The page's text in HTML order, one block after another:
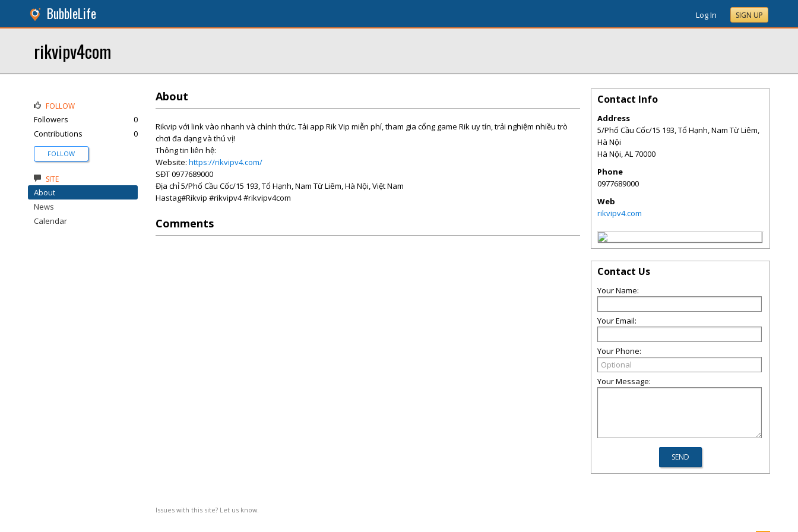
BubbleLife Log In SIGN UP
rikvipv4com
About
Rikvip với link vào nhanh và chính thức. Tải app Rik Vip miễn phí, tham gia cổng game Rik uy tín, trải nghiệm nhiều trò
chơi đa dạng và thú vị!
Thông tin liên hệ:
Website: https://rikvipv4.com/
SĐT 0977689000
Địa chỉ 5/Phố Cầu Cốc/15 193, Tổ Hạnh, Nam Từ Liêm, Hà Nội, Việt Nam
Hastag#Rikvip #rikvipv4 #rikvipv4com
Comments
Issues with this site? Let us know.
FOLLOW
Followers
0
Contributions
0
FOLLOW
SITE
About
News
Calendar
Contact Info
Address
5/Phố Cầu Cốc/15 193, Tổ Hạnh, Nam Từ Liêm,
Hà Nội
Hà Nội,AL70000
Phone
0977689000
Web
rikvipv4.com
Contact Us
Your Name:
Your Email:
Your Phone:
Your Message: